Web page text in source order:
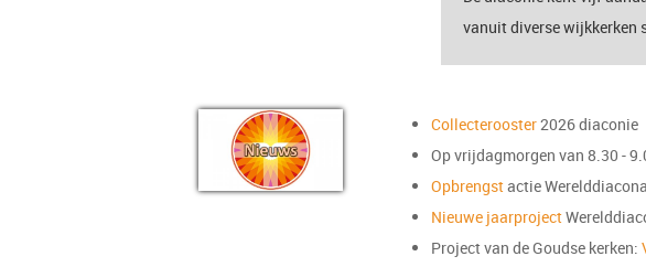
vanuit diverse wijkkerken
Collecterooster2026 diaconie
Op vrijdagmorgen van 8.30 -
Opbrengstactie
Nieuwe jaarproject
Project van de Goudse kerken: